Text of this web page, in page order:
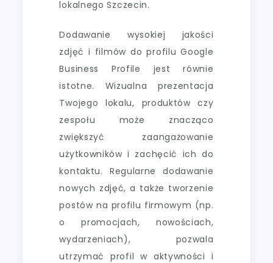
lokalnego Szczecin.
Dodawanie wysokiej jakości
zdjęć i filmów do profilu Google
Business Profile jest równie
istotne. Wizualna prezentacja
Twojego lokalu, produktów czy
zespołu może znacząco
zwiększyć zaangażowanie
użytkowników i zachęcić ich do
kontaktu. Regularne dodawanie
nowych zdjęć, a także tworzenie
postów na profilu firmowym (np.
o promocjach, nowościach,
wydarzeniach), pozwala
utrzymać profil w aktywności i